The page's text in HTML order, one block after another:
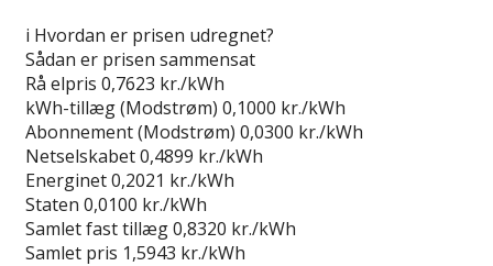
i Hvordan er prisen udregnet?
Sådan er prisen sammensat
Rå elpris 0,7623 kr./kWh
kWh-tillæg (Modstrøm) 0,1000 kr./kWh
Abonnement (Modstrøm) 0,0300 kr./kWh
Netselskabet0,4899 kr./kWh
Energinet0,2021 kr./kWh
Staten 0,0100 kr./kWh
Samlet fast tillæg0,8320 kr./kWh
Samlet pris 1,5943 kr./kWh